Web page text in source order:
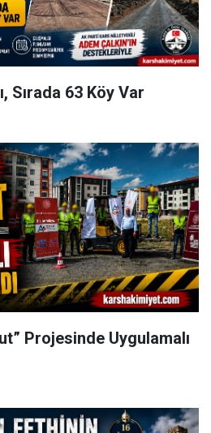
Sırada 63 Köy Var
Projesinde Uygulamalı